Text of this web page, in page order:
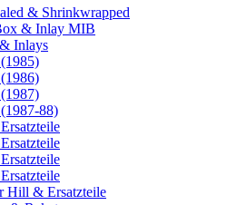
& Shrinkwrapped
& Inlay MIB
Inlays
88)
Hill & Ersatzteile